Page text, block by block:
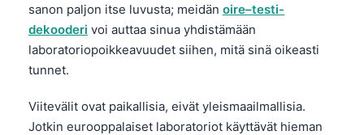
sanon paljon itse luvusta; meidän oire–testi-
dekooderi voi auttaa sinua yhdistämään
laboratoriopoikkeavuudet siihen, mitä sinä oikeasti
tunnet.
Viitevälit ovat paikallisia, eivät yleismaailmallisia.
Jotkin eurooppalaiset laboratoriot käyttävät hieman
Kiswahili
አማርኛ
Українська
O‘zbekcha
Català